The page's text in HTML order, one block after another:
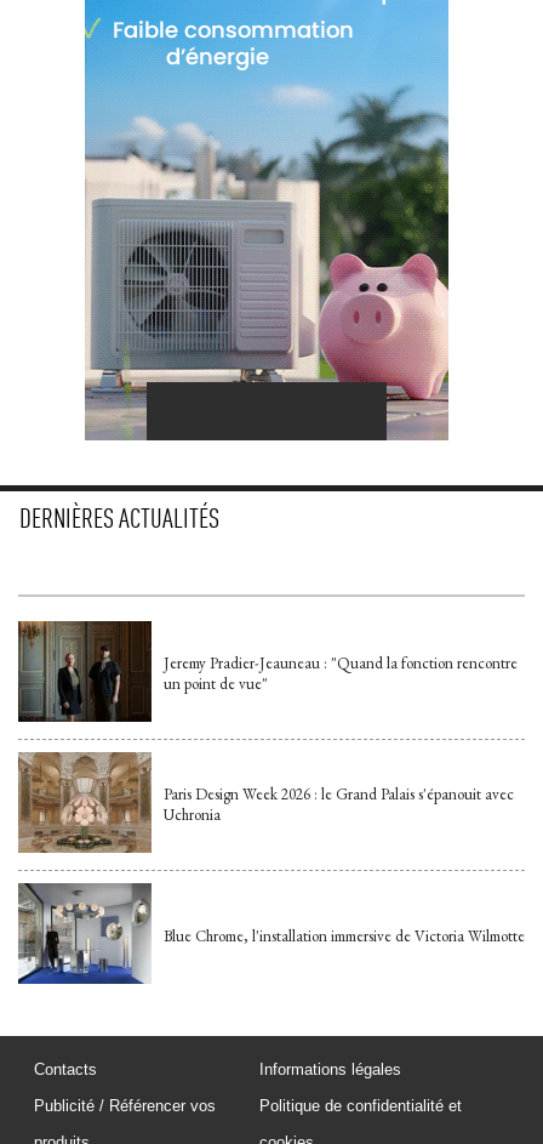
DERNIÈRES ACTUALITÉS
Jeremy Pradier-Jeauneau : "Quand la fonction rencontre
un point de vue"
Paris Design Week 2026 : le Grand Palais s'épanouit avec
Uchronia
Blue Chrome, l'installation immersive de Victoria Wilmotte
Contacts
Publicité / Référencer vos
Informations légales
Politique de confidentialité et